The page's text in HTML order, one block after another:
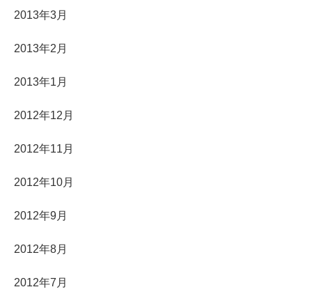
2013年3月
2013年2月
2013年1月
2012年12月
2012年11月
2012年10月
2012年9月
2012年8月
2012年7月